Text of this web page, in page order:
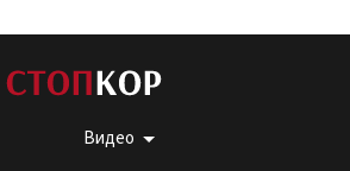
Видео